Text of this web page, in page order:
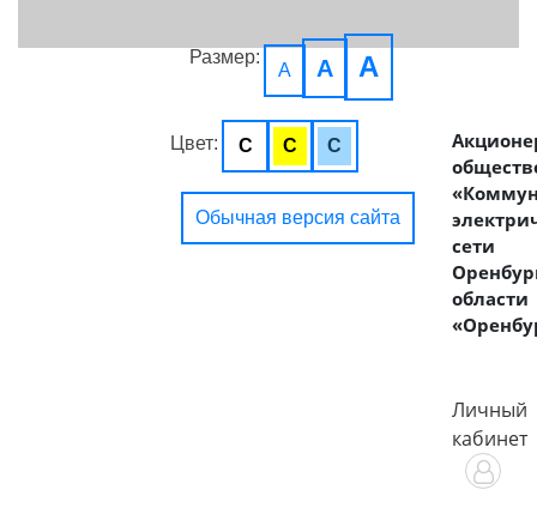
Размер:
A A A
Цвет: C C C
Обычная версия сайта
сети
области
Личный
кабинет